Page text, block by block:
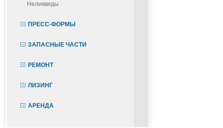
Неликвиды
ПРЕСС-ФОРМЫ
ЗАПАСНЫЕ ЧАСТИ
РЕМОНТ
ЛИЗИНГ
АРЕНДА